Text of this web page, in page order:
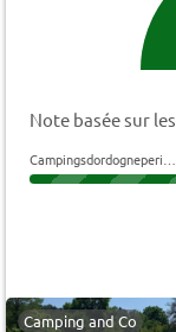
Note basée sur les
Camping and Co